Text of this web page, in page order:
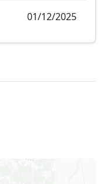
01/12/2025